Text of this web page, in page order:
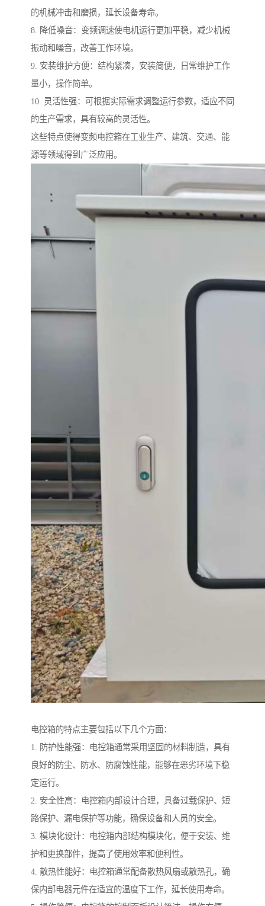
的机械冲击和磨损，延长设备寿命。
8. 降低噪音：变频调速使电机运行更加平稳，减少机械
振动和噪音，改善工作环境。
9. 安装维护方便：结构紧凑，安装简便，日常维护工作
量小，操作简单。
10. 灵活性强：可根据实际需求调整运行参数，适应不同
的生产需求，具有较高的灵活性。
这些特点使得变频电控箱在工业生产、建筑、交通、能
源等领域得到广泛应用。
电控箱的特点主要包括以下几个方面：
1. 防护性能强：电控箱通常采用坚固的材料制造，具有
良好的防尘、防水、防腐蚀性能，能够在恶劣环境下稳
定运行。
2. 安全性高：电控箱内部设计合理，具备过载保护、短
路保护、漏电保护等功能，确保设备和人员的安全。
3. 模块化设计：电控箱内部结构模块化，便于安装、维
护和更换部件，提高了使用效率和便利性。
4. 散热性能好：电控箱通常配备散热风扇或散热孔，确
保内部电器元件在适宜的温度下工作，延长使用寿命。